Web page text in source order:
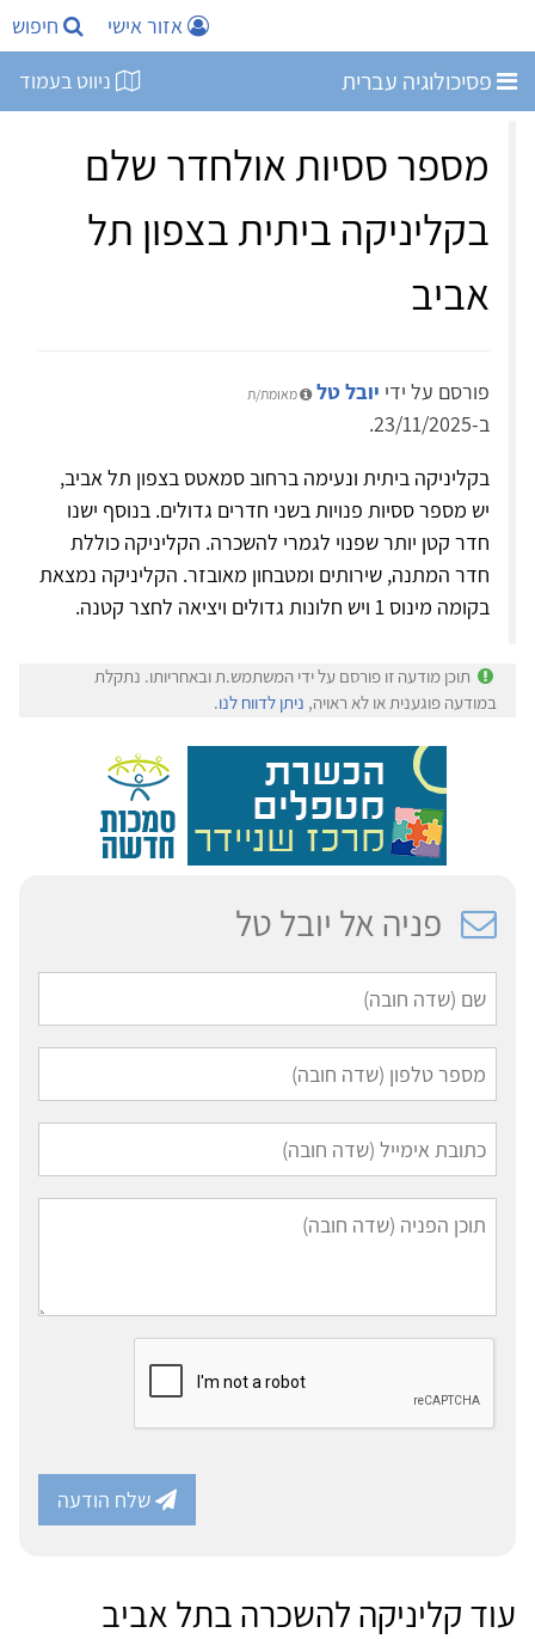
אזור אישי חיפוש
פסיכולוגיה עברית ניווט בעמוד
מספר ססיות אולחדר שלם
בקליניקה ביתית בצפון תל
אביב
פורסם על ידי יובל טל מאומת/ת
ב-23/11/2025.
בקליניקה ביתית ונעימה ברחוב סמאטס בצפון תל אביב,
יש מספר ססיות פנויות בשני חדרים גדולים. בנוסף ישנו
חדר קטן יותר שפנוי לגמרי להשכרה. הקליניקה כוללת
חדר המתנה, שירותים ומטבחון מאובזר. הקליניקה נמצאת
בקומה מינוס 1 ויש חלונות גדולים ויציאה לחצר קטנה.
תוכן מודעה זו פורסם על ידי המשתמש.ת ובאחריותו. נתקלת
במודעה פוגענית או לא ראויה, ניתן לדווח לנו.
פניה אל יובל טל
שלח הודעה
עוד קליניקה להשכרה בתל אביב